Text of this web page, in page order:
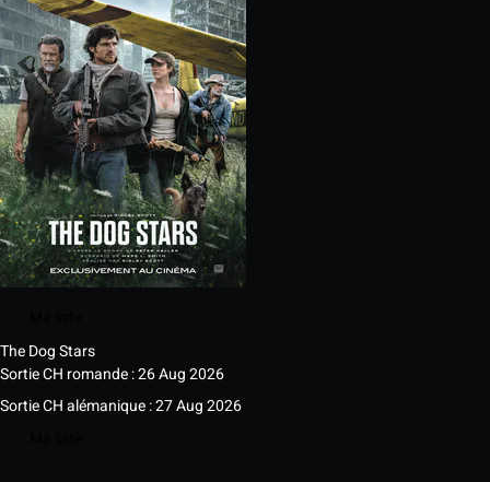
The Dog Stars
Sortie CH romande : 26 Aug 2026
Sortie CH alémanique : 27 Aug 2026